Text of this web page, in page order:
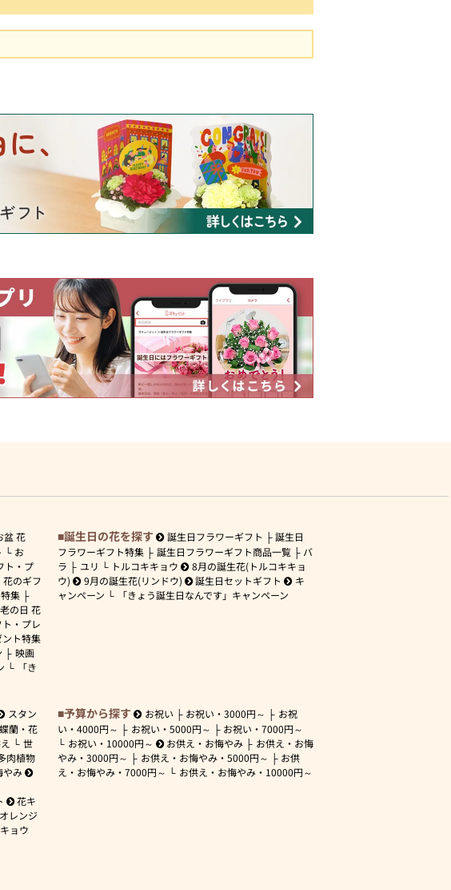
盆 花
お
ト・プ
のギフ
集
の日 花
・プレ
ト特集
映画
「き
誕生日の花を探す 誕生日フラワーギフト
誕生日
フラワーギフト特集
誕生日フラワーギフト商品一覧
バ
ラ
ユリ トルコキキョウ
8月の誕生花(トルコキキョ
ウ)
9月の誕生花(リンドウ) 誕生日セットギフト
キ
ャンペーン
「きょう誕生日なんです」キャンペーン
スタン
蘭・花
世
肉植物
やみ
花キ
レンジ
ョウ
予算から探す お祝い お祝い・3000円～
お祝
い・ 4000円～ お祝い・ 5000円～ お祝い・7000円～
お祝い・ 10000円～ お供え・お悔やみ
お供え・お悔
やみ・ 3000円～ お供え・お悔やみ・ 5000円～
お供
え・お悔やみ・ 7000円～ お供え・お悔やみ・ 10000円～